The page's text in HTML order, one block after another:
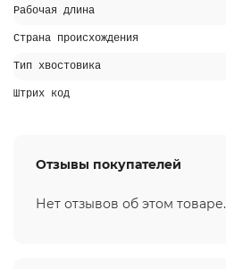
Рабочая длина
Страна происхождения
Тип хвостовика
Штрих код
Отзывы покупателей
Нет отзывов об этом товаре.